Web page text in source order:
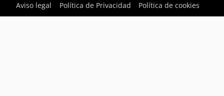
Aviso legal
Política de Privacidad Política de cookies